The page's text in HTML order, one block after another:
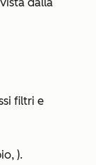
dalla
filtri e
).